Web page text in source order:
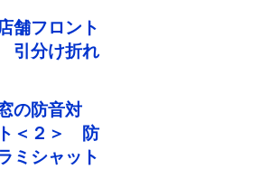
舗フロント
引分け折れ
の防音対
＜２＞ 防
ミシャット